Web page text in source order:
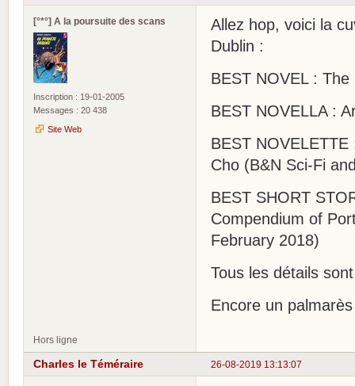
[°*°] A la poursuite des scans
Inscription : 19-01-2005
Messages : 20 438
Site Web
Allez hop, voici la
Dublin :
BEST NOVEL :
BEST NOVELLA :
BEST
Cho (B&N Sci-Fi
BEST SHORT
Compendium of
February 2018)
Tous les détails
Encore un
Hors ligne
26-08-2019 13:13:07
Charles le Téméraire